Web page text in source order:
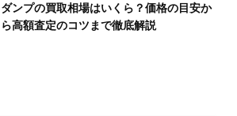
ダンプの買取相場はいくら？価格の目安か
ら高額査定のコツまで徹底解説